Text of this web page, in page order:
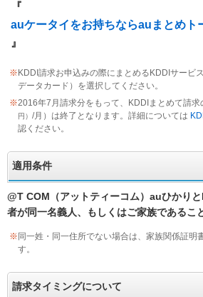
『
auケータイをお持ちならauまとめト
』
※ KDDI請求お申込みの際にまとめるKDDIサービ
データカード）を選択してください。
※2016年7月請求分をもって、KDDIまとめて請求
円） /月）は終了となります。詳細については
認ください。
適用条件
@T COM（アットティーコム）auひかり
者が同一名義人、もしくはご家族であるこ
※ 同一姓・同一住所でない場合は、家族関係証明
す。
請求タイミングについて